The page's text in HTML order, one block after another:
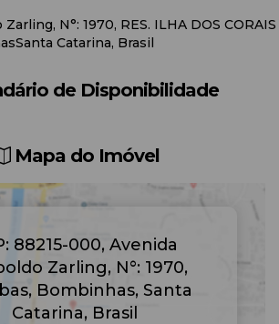
Zarling, N°: 1970, RES. ILHA DOS CORAIS
Santa Catarina, Brasil
de Disponibilidade
Mapa do Imóvel
88215-000,Avenida
Zarling, N°: 1970,
, Bombinhas, Santa
Catarina, Brasil